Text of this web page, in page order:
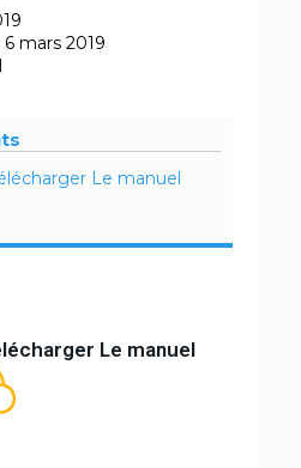
6 mars 2019
Le manuel
Le manuel